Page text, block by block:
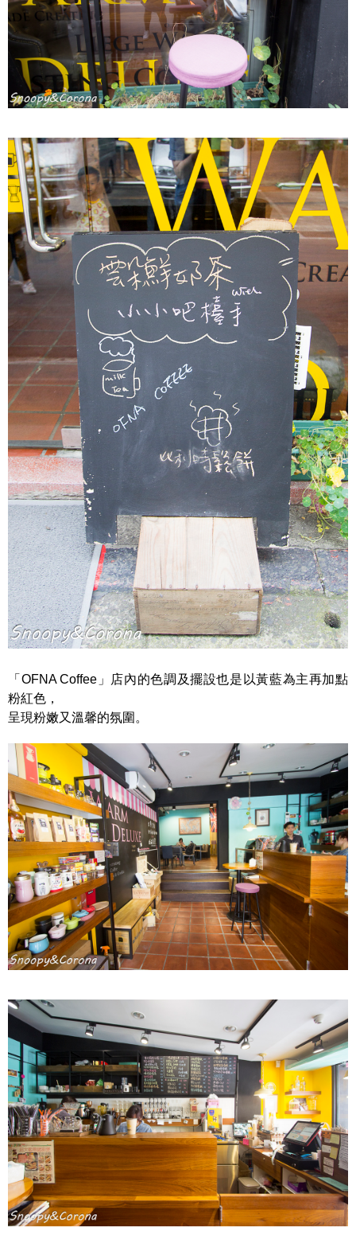
「OFNA Coffee」店內的色調及擺設也是以黃藍為主再加點
粉紅色，
呈現粉嫩又溫馨的氛圍。